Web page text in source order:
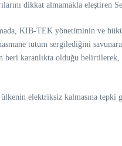
dikkat almamakla eleştiren
KIB-TEK yönetiminin ve
tutum sergilediğini
beri karanlıkta olduğu
elektriksiz kalmasına tepki